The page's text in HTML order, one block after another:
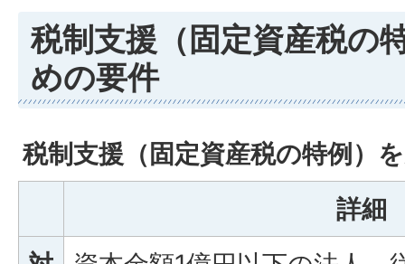
税制支援（固定資産税の
めの要件
税制支援（固定資産税の特例）
詳細